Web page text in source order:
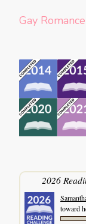
Gay
2026
toward